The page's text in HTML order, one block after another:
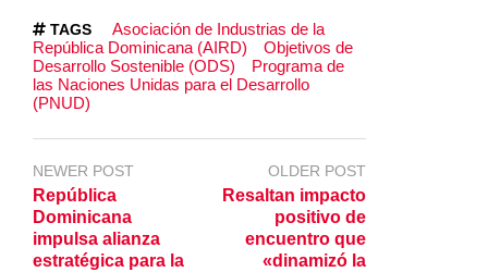
TAGS
Asociación de Industrias de la
República Dominicana (AIRD)
Objetivos de
Desarrollo Sostenible (ODS)
Programa de
las Naciones Unidas para el Desarrollo
(PNUD)
NEWER POST
República
Dominicana
impulsa alianza
estratégica para la
OLDER POST
Resaltan impacto
positivo de
encuentro que
«dinamizó la